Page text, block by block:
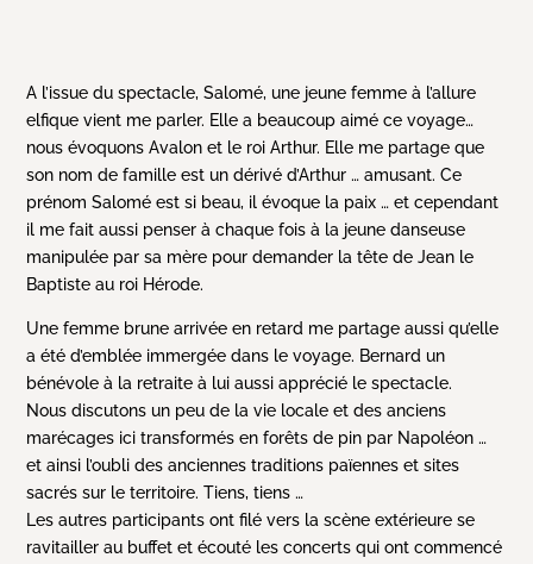
A l’issue du spectacle, Salomé, une jeune femme à l’allure
elfique vient me parler. Elle a beaucoup aimé ce voyage…
nous évoquons Avalon et le roi Arthur. Elle me partage que
son nom de famille est un dérivé d’Arthur … amusant. Ce
prénom Salomé est si beau, il évoque la paix … et cependant
il me fait aussi penser à chaque fois à la jeune danseuse
manipulée par sa mère pour demander la tête de Jean le
Baptiste au roi Hérode.
Une femme brune arrivée en retard me partage aussi qu’elle
a été d’emblée immergée dans le voyage. Bernard un
bénévole à la retraite à lui aussi apprécié le spectacle.
Nous discutons un peu de la vie locale et des anciens
marécages ici transformés en forêts de pin par Napoléon …
et ainsi l’oubli des anciennes traditions païennes et sites
sacrés sur le territoire. Tiens, tiens …
Les autres participants ont filé vers la scène extérieure se
ravitailler au buffet et écouté les concerts qui ont commencé